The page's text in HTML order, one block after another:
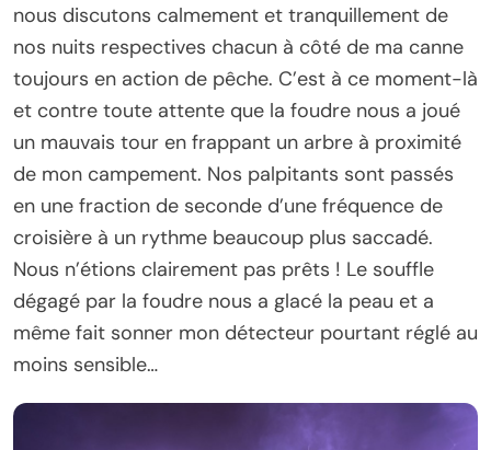
nous discutons calmement et tranquillement de
nos nuits respectives chacun à côté de ma canne
toujours en action de pêche. C’est à ce moment-là
et contre toute attente que la foudre nous a joué
un mauvais tour en frappant un arbre à proximité
de mon campement. Nos palpitants sont passés
en une fraction de seconde d’une fréquence de
croisière à un rythme beaucoup plus saccadé.
Nous n’étions clairement pas prêts ! Le souffle
dégagé par la foudre nous a glacé la peau et a
même fait sonner mon détecteur pourtant réglé au
moins sensible…